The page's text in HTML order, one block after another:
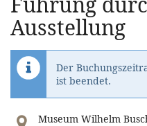
Ausstellung
Der
ist beendet.
Wo
Museum Wilhelm